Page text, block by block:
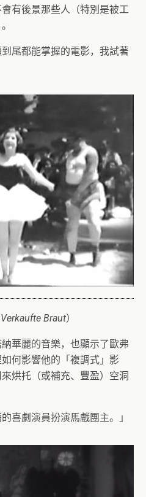
有後景那些人（特別是被工
尾都能掌握的電影，我試著
Braut）
華麗的音樂，也顯示了歐弗
何影響他的「複調式」影
烘托（或補充、豐盈）空洞
喜劇演員扮演馬戲團主。」